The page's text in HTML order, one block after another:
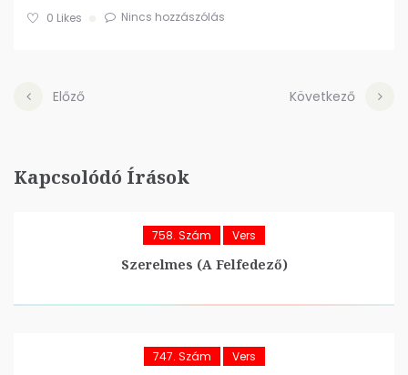
0 Likes Nincs hozzászólás
Előző Következő
Kapcsolódó Írások
758. Szám Vers
Szerelmes (A Felfedező)
747. Szám Vers